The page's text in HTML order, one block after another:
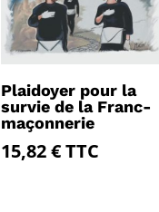
Plaidoyer pour la
survie de la Franc-
maçonnerie
15,82€TTC